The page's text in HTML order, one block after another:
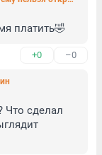
платить🤣
+0 –0
Что сделал